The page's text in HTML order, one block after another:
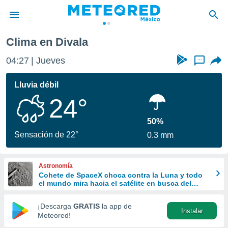
de
ha sido
para
que se
calidad.
a este
las
y
forma
digital
basada
Clima en Divala
04:27 Jueves ...
Lluvia débil
24°
Sensación de 22°
50%
0.3 mm
Astronomía
Cohete de SpaceX choca contra la Luna y todo
el mundo mira hacia el satélite en busca del
¡Descarga GRATIS la app de
Meteored!
Instalar